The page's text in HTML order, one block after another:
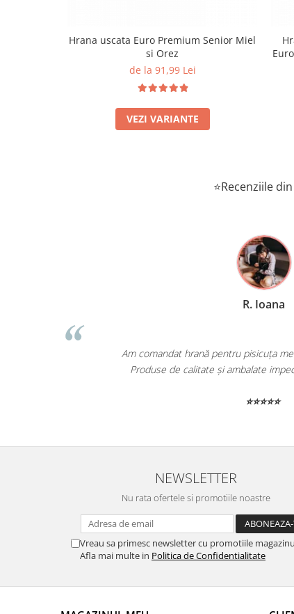
Hrana uscata Euro Premium Senior Miel
si Orez
de la 91,99 Lei
VEZI VARIANTE
⭐Recenziile
R. Ioana
Am comandat hrană pentru pisicuța
Produse de calitate și ambalate
⭐⭐⭐⭐⭐
NEWSLETTER
Nu rata ofertele si promotiile noastre
Vreau sa primesc newsletter cu promotiile
Afla mai multe in Politica de Confidentialitate